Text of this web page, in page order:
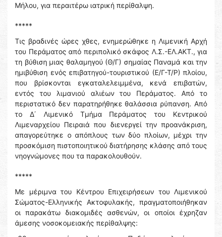
Μήλου, για περαιτέρω ιατρική περίθαλψη.
*****
Τις βραδινές ώρες χθες, ενημερώθηκε η Λιμενική Αρχή
του Περάματος από περιπολικό σκάφος Λ.Σ.-ΕΛ.ΑΚΤ., για
τη βύθιση μιας θαλαμηγού (Θ/Γ) σημαίας Παναμά και την
ημιβύθιση ενός επιβατηγού-τουριστικού (Ε/Γ-Τ/Ρ) πλοίου,
που βρίσκονται εγκαταλελειμμένα, κενά επιβατών,
εντός του λιμανιού αλιέων του Περάματος. Από το
περιστατικό δεν παρατηρήθηκε θαλάσσια ρύπανση. Από
το Δ΄ Λιμενικό Τμήμα Περάματος του Κεντρικού
Λιμεναρχείου Πειραιά που διενεργεί την προανάκριση,
απαγορεύτηκε ο απόπλους των δύο πλοίων, μέχρι την
προσκόμιση πιστοποιητικού διατήρησης κλάσης από τους
νηογνώμονες που τα παρακολουθούν.
*****
Με μέριμνα του Κέντρου Επιχειρήσεων του Λιμενικού
Σώματος-Ελληνικής Ακτοφυλακής, πραγματοποιήθηκαν
οι παρακάτω διακομιδές ασθενών, οι οποίοι έχρηζαν
άμεσης νοσοκομειακής περίθαλψης: